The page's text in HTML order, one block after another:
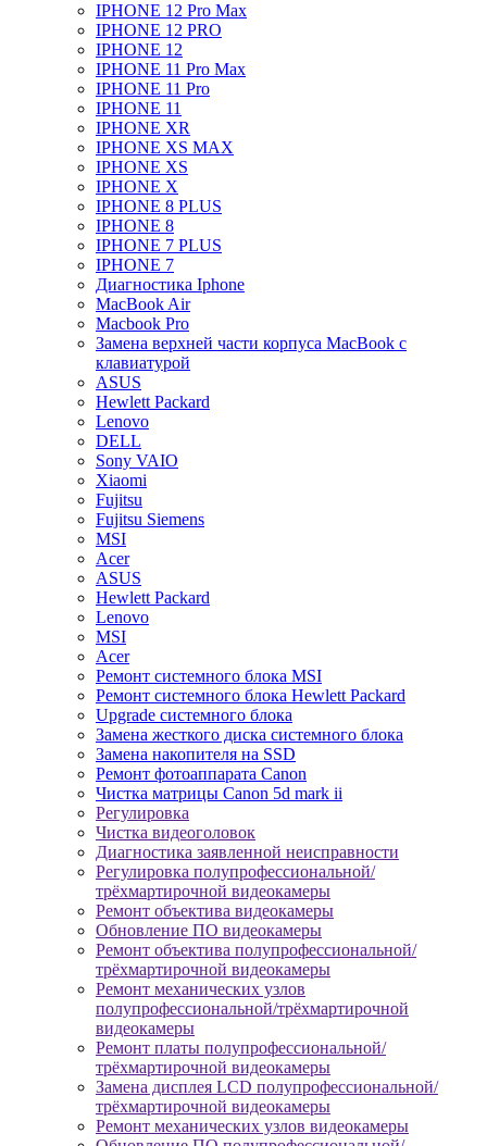
IPHONE 12 Pro Max
IPHONE 12 PRO
IPHONE 12
IPHONE 11 Pro Max
IPHONE 11 Pro
IPHONE 11
IPHONE XR
IPHONE XS MAX
IPHONE XS
IPHONE X
IPHONE 8 PLUS
IPHONE 8
IPHONE 7 PLUS
IPHONE 7
Диагностика Iphone
MacBook Air
Macbook Pro
Замена верхней части корпуса MacBook с
клавиатурой
ASUS
Hewlett Packard
Lenovo
DELL
Sony VAIO
Xiaomi
Fujitsu
Fujitsu Siemens
MSI
Acer
ASUS
Hewlett Packard
Lenovo
MSI
Acer
Ремонт системного блока MSI
Ремонт системного блока Hewlett Packard
Upgrade системного блока
Замена жесткого диска системного блока
Замена накопителя на SSD
Ремонт фотоаппарата Canon
Чистка матрицы Canon 5d mark ii
Регулировка
Чистка видеоголовок
Диагностика заявленной неисправности
Регулировка полупрофессиональной/
трёхмартирочной видеокамеры
Ремонт объектива видеокамеры
Обновление ПО видеокамеры
Ремонт объектива полупрофессиональной/
трёхмартирочной видеокамеры
Ремонт механических узлов
полупрофессиональной/трёхмартирочной
видеокамеры
Ремонт платы полупрофессиональной/
трёхмартирочной видеокамеры
Замена дисплея LCD полупрофессиональной/
трёхмартирочной видеокамеры
Ремонт механических узлов видеокамеры